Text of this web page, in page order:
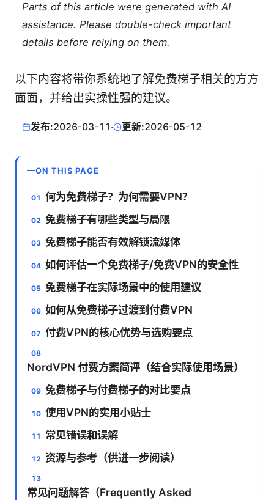
Parts of this article were generated with AI
assistance. Please double-check important
details before relying on them.
以下内容将带你系统地了解免费梯子相关的方方
面面，并给出实操性强的建议。
发布:2026-03-11 · 更新:2026-05-12
ON THIS PAGE
何为免费梯子？为何需要VPN？
免费梯子有哪些类型与局限
免费梯子能否有效解锁流媒体
如何评估一个免费梯子/免费VPN的安全性
免费梯子在实际场景中的使用建议
如何从免费梯子过渡到付费VPN
付费VPN的核心优势与选购要点
NordVPN 付费方案简评（结合实际使用场景）
免费梯子与付费梯子的对比要点
使用VPN的实用小贴士
常见错误和误解
资源与参考（供进一步阅读）
常见问题解答（Frequently Asked